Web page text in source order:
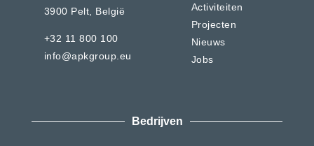
3900 Pelt, België
+32 11 800 100
info@apkgroup.eu
Activiteiten
Projecten
Nieuws
Jobs
Bedrijven